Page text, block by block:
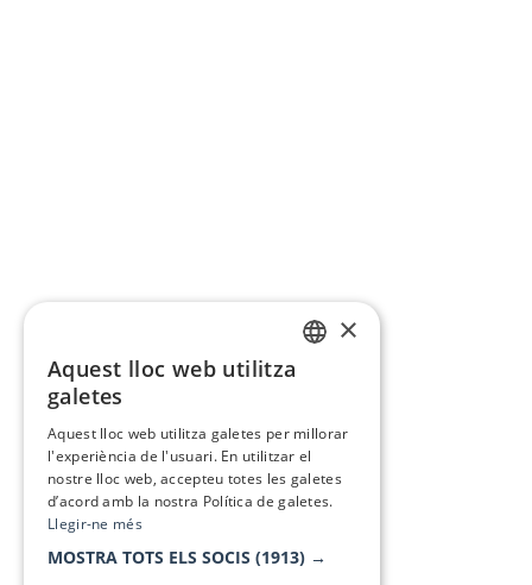
×
Aquest lloc web utilitza
galetes
Aquest lloc web utilitza galetes per millorar
l'experiència de l'usuari. En utilitzar el
nostre lloc web, accepteu totes les galetes
d’acord amb la nostra Política de galetes.
Llegir-ne més
MOSTRA TOTS ELS SOCIS (1913) →